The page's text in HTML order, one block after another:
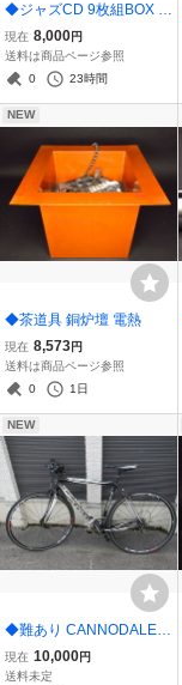
◆ジャズCD 9枚組BOX E
RIC DOLPHYエリック・
ドルフィー/THE COMPLE
TE PRESTIGE RECORDI
現在 8,000円
送料は商品ページ参照
0
23時間
NEW
◆茶道具 銅炉壇 電熱
現在 8,573円
送料は商品ページ参照
0
1日
NEW
◆難あり CANNODALEキ
ャノンデール ロードバイ
ク CAAD8
現在 10,000円
送料未定